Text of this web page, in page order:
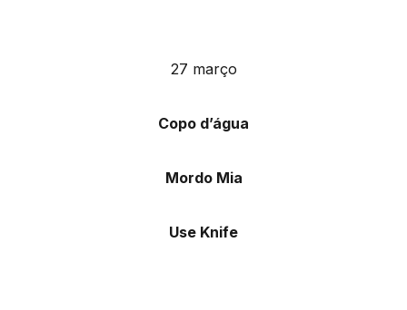
27 março
Copo d’água
Mordo Mia
Use Knife